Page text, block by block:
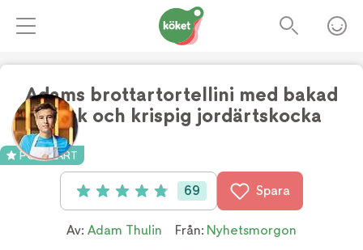
Adams brottartortellini med bakad
torsk och krispig jordärtskocka
POPULÄRT
Betyg: 4.9 av 5 (69 röster)
69 Spara
Av: Adam Thulin Från: Nyhetsmorgon